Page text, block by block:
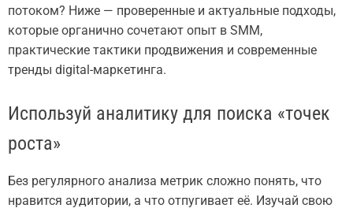
потоком? Ниже — проверенные и актуальные подходы,
которые органично сочетают опыт в SMM,
практические тактики продвижения и современные
тренды digital-маркетинга.
Используй аналитику для поиска «точек
роста»
Без регулярного анализа метрик сложно понять, что
нравится аудитории, а что отпугивает её. Изучай свою